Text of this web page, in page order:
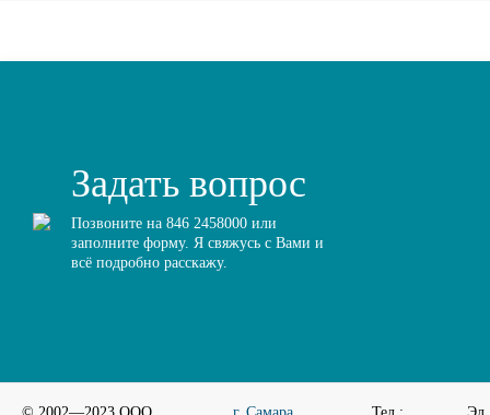
Задать вопрос
Позвоните на 846 2458000 или
заполните форму. Я свяжусь с Вами и
всё подробно расскажу.